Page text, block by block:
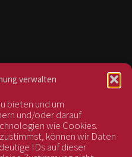
verwalten
bieten und um
und/oder darauf
wie Cookies.
können wir Daten
IDs auf dieser